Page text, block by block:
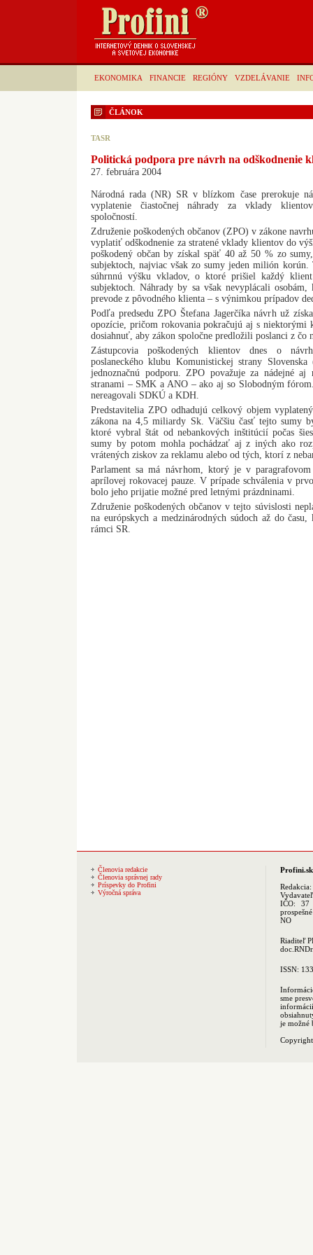
EKONOMIKA FINANCIE REGIÓNY VZDELÁVANIE
ČLÁNOK
TASR
Politická podpora pre návrh na odškodnenie
27. februára 2004
Národná rada (NR) SR v blízkom čase prerokuje
vyplatenie čiastočnej náhrady za vklady klientov
spoločností.
Združenie poškodených občanov (ZPO) v zákone
vyplatiť odškodnenie za stratené vklady klientov do
poškodený občan by získal späť 40 až 50 % zo
subjektoch, najviac však zo sumy jeden milión
súhrnnú výšku vkladov, o ktoré prišiel každý
subjektoch. Náhrady by sa však nevyplácali
prevode z pôvodného klienta – s výnimkou prípadov
Podľa predsedu ZPO Štefana Jagerčíka návrh už
opozície, pričom rokovania pokračujú aj s
dosiahnuť, aby zákon spoločne predložili poslanci z čo
Zástupcovia poškodených klientov dnes o
poslaneckého klubu Komunistickej strany
jednoznačnú podporu. ZPO považuje za nádejné
stranami – SMK a ANO – ako aj so Slobodným
nereagovali SDKÚ a KDH.
Predstavitelia ZPO odhadujú celkový objem
zákona na 4,5 miliardy Sk. Väčšiu časť tejto sumy
ktoré vybral štát od nebankových inštitúcií počas
sumy by potom mohla pochádzať aj z iných ako
vrátených ziskov za reklamu alebo od tých, ktorí z
Parlament sa má návrhom, ktorý je v
aprílovej rokovacej pauze. V prípade schválenia v
bolo jeho prijatie možné pred letnými prázdninami.
Združenie poškodených občanov v tejto súvislosti
na európskych a medzinárodných súdoch až do
rámci SR.
Členovia redakcie
Členovia správnej rady
Príspevky do Profini
Výročná správa
Profini.sk
Redakcia:
IČO: 37
NO
Riaditeľ
ISSN:
sme
je možné